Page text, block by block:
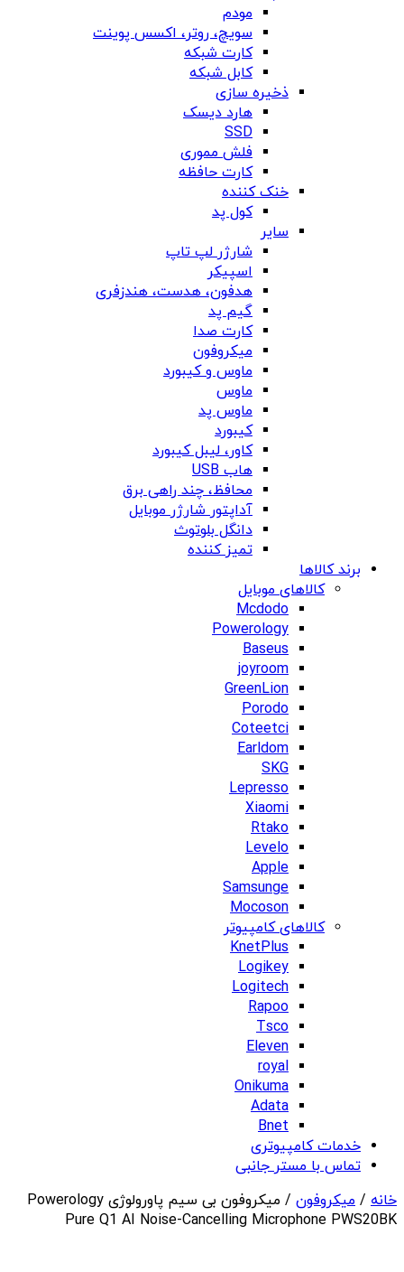
مودم
سویچ، روتر، اکسس پوینت
کارت شبکه
کابل شبکه
ذخیره سازی
هارد دیسک
SSD
فلش مموری
کارت حافظه
خنک کننده
کول پد
سایر
شارژر لپ تاپ
اسپیکر
هدفون، هدست، هندزفری
گیم پد
کارت صدا
میکروفون
ماوس و کیبورد
ماوس
ماوس پد
کیبورد
کاور، لیبل کیبورد
هاب USB
محافظ، چند راهی برق
آداپتور شارژر موبایل
دانگل بلوتوث
تمیز کننده
برند کالاها
کالاهای موبایل
Mcdodo
Powerology
Baseus
joyroom
GreenLion
Porodo
Coteetci
Earldom
SKG
Lepresso
Xiaomi
Rtako
Levelo
Apple
Samsunge
Mocoson
کالاهای کامپیوتر
KnetPlus
Logikey
Logitech
Rapoo
Tsco
Eleven
royal
Onikuma
Adata
Bnet
خدمات کامپیوتری
تماس با مستر جانبی
خانه / میکروفون
/ میکروفون بی سیم پاورولوژی Powerology
Pure Q1 AI Noise-Cancelling Microphone PWS20BK